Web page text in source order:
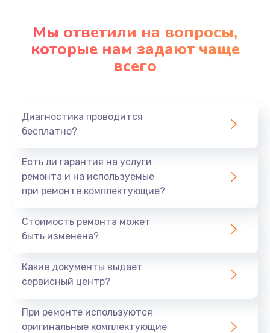
Мы ответили на вопросы,
которые нам задают чаще
всего
Диагностика проводится
бесплатно?
Есть ли гарантия на услуги
ремонта и на используемые
при ремонте комплектующие?
Стоимость ремонта может
быть изменена?
Какие документы выдает
сервисный центр?
При ремонте используются
оригинальные комплектующие